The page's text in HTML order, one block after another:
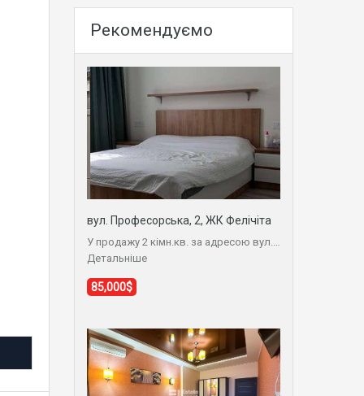
Рекомендуємо
вул. Професорська, 2, ЖК Фелічіта
У продажу 2 кімн.кв. за адресою вул.…
Детальніше
85,000$